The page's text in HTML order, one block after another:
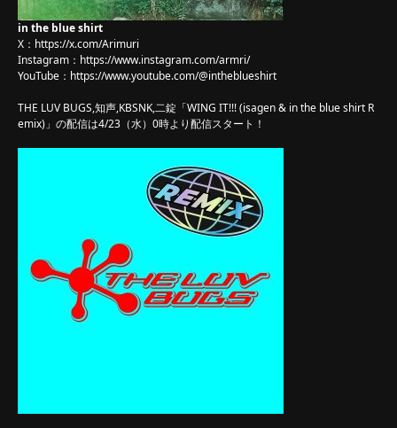
in the blue shirt
X： https://x.com/Arimuri
Instagram： https://www.instagram.com/armri/
YouTube： https://www.youtube.com/@intheblueshirt
THE LUV BUGS,知声,KBSNK,二錠「WING IT!!! (isagen & in the blue shirt R
emix)」の配信は4/23（水）0時より配信スタート！